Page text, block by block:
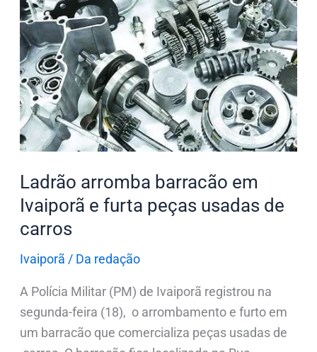
Ladrão arromba barracão em
Ivaiporã e furta peças usadas de
carros
Ivaiporã / Da redação
A Polícia Militar (PM) de Ivaiporã registrou na
segunda-feira (18), o arrombamento e furto em
um barracão que comercializa peças usadas de
arromba
barracão
em
Ivaiporã
e
furta
peças
usadas
de